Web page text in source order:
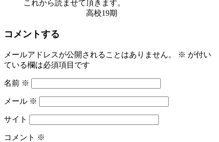
これから読ませて頂きます。
高校19期
コメントする
メールアドレスが公開されることはありません。 ※ が付い
ている欄は必須項目です
名前 ※
メール ※
サイト
コメント ※